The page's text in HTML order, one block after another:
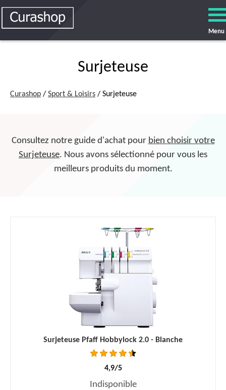
Menu
Surjeteuse
Curashop / Sport & Loisirs / Surjeteuse
Consultez notre guide d'achat pour bien choisir votre
Surjeteuse. Nous avons sélectionné pour vous les
meilleurs produits du moment.
Surjeteuse Pfaff Hobbylock 2.0 - Blanche
4,9/5
Indisponible